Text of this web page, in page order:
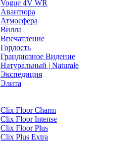
Vogue 4V WR
Авантюра
Атмосфера
Вилла
Впечатление
Гордость
Грандиозное Видение
Натуральный | Naturale
Экспедиция
Элита
Clix Floor Charm
Clix Floor Intense
Clix Floor Plus
Clix Plus Extra